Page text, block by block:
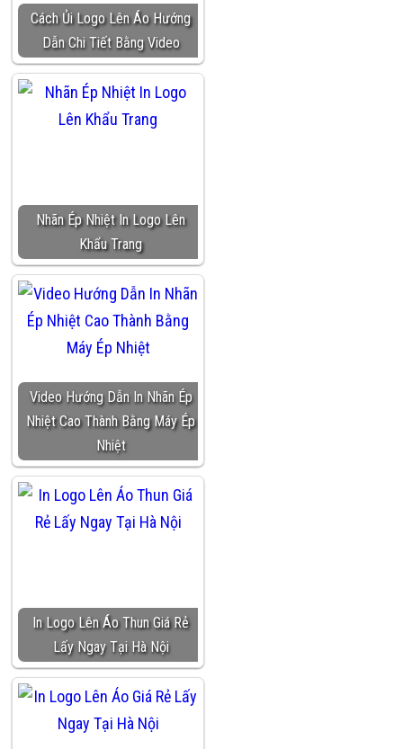
Cách Ủi Logo Lên Áo Hướng
Dẫn Chi Tiết Bằng Video
Nhãn Ép Nhiệt In Logo Lên
Khẩu Trang
Video Hướng Dẫn In Nhãn Ép
Nhiệt Cao Thành Bằng Máy Ép
Nhiệt
In Logo Lên Áo Thun Giá Rẻ
Lấy Ngay Tại Hà Nội